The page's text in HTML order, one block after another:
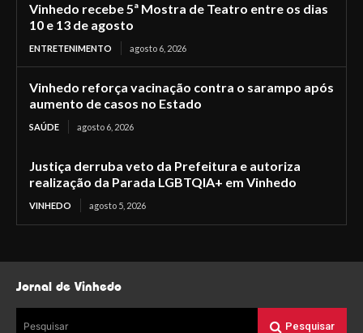
Vinhedo recebe 5ª Mostra de Teatro entre os dias
10 e 13 de agosto
ENTRETENIMENTO agosto 6, 2026
Vinhedo reforça vacinação contra o sarampo após
aumento de casos no Estado
SAÚDE agosto 6, 2026
Justiça derruba veto da Prefeitura e autoriza
realização da Parada LGBTQIA+ em Vinhedo
VINHEDO agosto 5, 2026
Jornal de Vinhedo
Pesquisar Pesquisar